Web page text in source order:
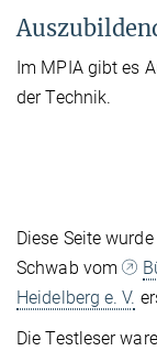
Im MPIA gibt es
der Technik.
Diese Seite
Schwab vom
Heidelberg e. V.
Die Testleser